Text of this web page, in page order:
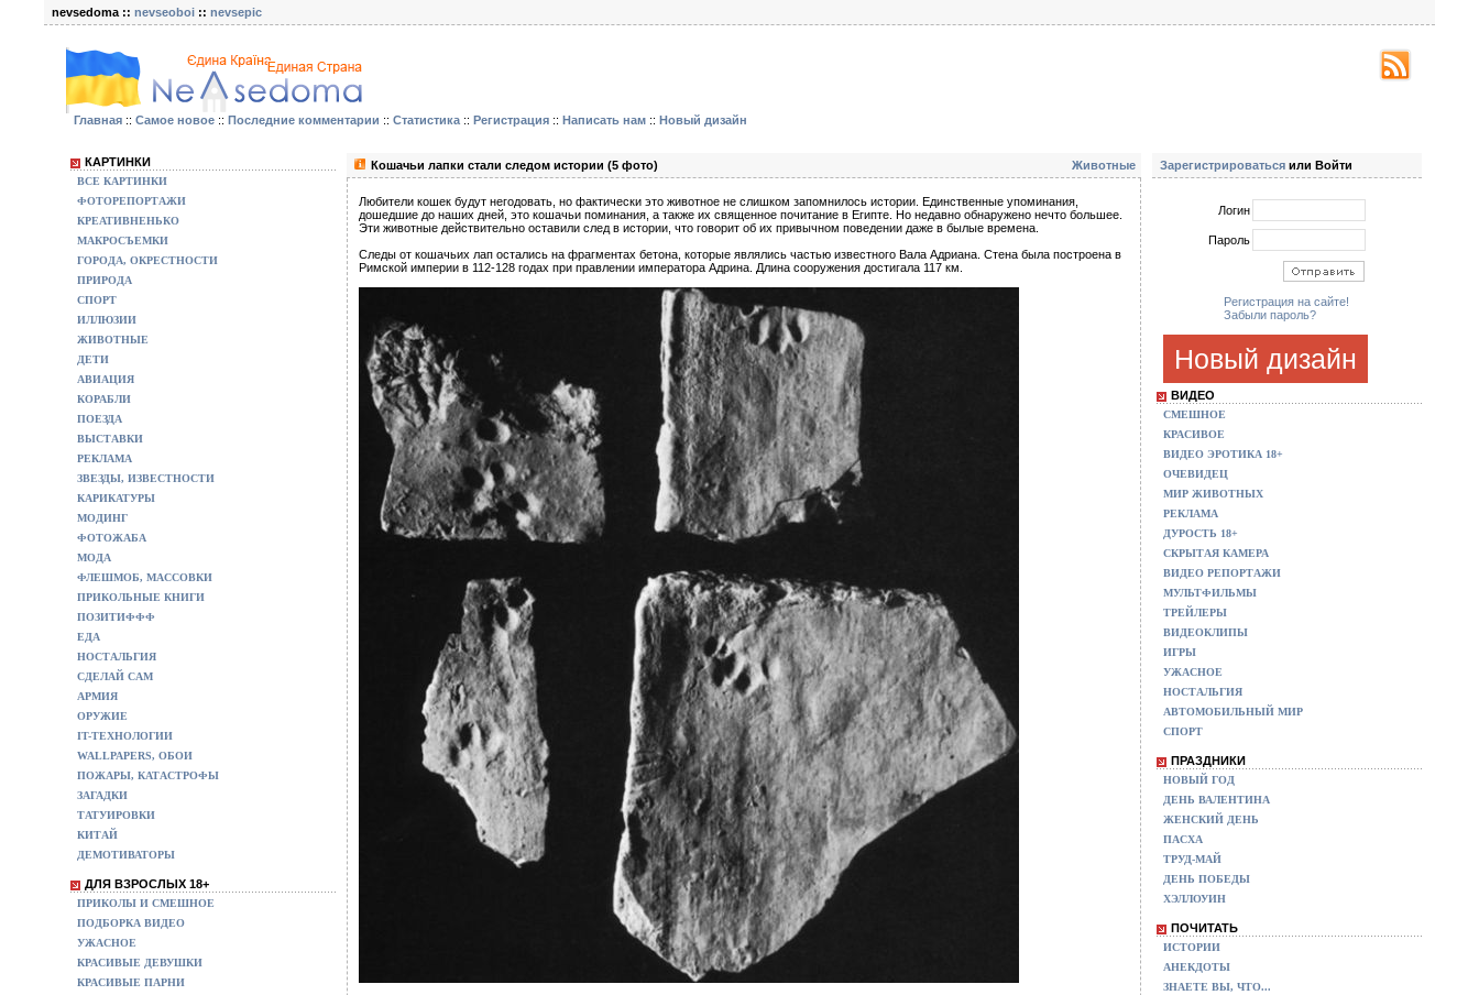
nevsedoma :: nevseoboi :: nevsepic
Главная :: Самое новое :: Последние комментарии :: Статистика :: Регистрация :: Написать нам :: Новый дизайн
КАРТИНКИ
ВСЕ КАРТИНКИ
ФОТОРЕПОРТАЖИ
КРЕАТИВНЕНЬКО
МАКРОСЪЕМКИ
ГОРОДА, ОКРЕСТНОСТИ
ПРИРОДА
СПОРТ
ИЛЛЮЗИИ
ЖИВОТНЫЕ
ДЕТИ
АВИАЦИЯ
КОРАБЛИ
ПОЕЗДА
ВЫСТАВКИ
РЕКЛАМА
ЗВЕЗДЫ, ИЗВЕСТНОСТИ
КАРИКАТУРЫ
МОДИНГ
ФОТОЖАБА
МОДА
ФЛЕШМОБ, МАССОВКИ
ПРИКОЛЬНЫЕ КНИГИ
ПОЗИТИФФФ
ЕДА
НОСТАЛЬГИЯ
СДЕЛАЙ САМ
АРМИЯ
ОРУЖИЕ
IT-ТЕХНОЛОГИИ
WALLPAPERS, ОБОИ
ПОЖАРЫ, КАТАСТРОФЫ
ЗАГАДКИ
ТАТУИРОВКИ
КИТАЙ
ДЕМОТИВАТОРЫ
ДЛЯ ВЗРОСЛЫХ 18+
ПРИКОЛЫ И СМЕШНОЕ
ПОДБОРКА ВИДЕО
УЖАСНОЕ
КРАСИВЫЕ ДЕВУШКИ
КРАСИВЫЕ ПАРНИ
Животные
Кошачьи лапки стали следом истории (5 фото)
Любители кошек будут негодовать, но фактически это животное не слишком запомнилось истории. Единственные упоминания,
дошедшие до наших дней, это кошачьи поминания, а также их священное почитание в Египте. Но недавно обнаружено нечто большее.
Эти животные действительно оставили след в истории, что говорит об их привычном поведении даже в былые времена.
Следы от кошачьих лап остались на фрагментах бетона, которые являлись частью известного Вала Адриана. Стена была построена в
Римской империи в 112-128 годах при правлении императора Адрина. Длина сооружения достигала 117 км.
Зарегистрироваться или Войти
Логин
Пароль
Регистрация на сайте!
Забыли пароль?
Новый дизайн
ВИДЕО
СМЕШНОЕ
КРАСИВОЕ
ВИДЕО ЭРОТИКА 18+
ОЧЕВИДЕЦ
МИР ЖИВОТНЫХ
РЕКЛАМА
ДУРОСТЬ 18+
СКРЫТАЯ КАМЕРА
ВИДЕО РЕПОРТАЖИ
МУЛЬТФИЛЬМЫ
ТРЕЙЛЕРЫ
ВИДЕОКЛИПЫ
ИГРЫ
УЖАСНОЕ
НОСТАЛЬГИЯ
АВТОМОБИЛЬНЫЙ МИР
СПОРТ
ПРАЗДНИКИ
НОВЫЙ ГОД
ДЕНЬ ВАЛЕНТИНА
ЖЕНСКИЙ ДЕНЬ
ПАСХА
ТРУД-МАЙ
ДЕНЬ ПОБЕДЫ
ХЭЛЛОУИН
ПОЧИТАТЬ
ИСТОРИИ
АНЕКДОТЫ
ЗНАЕТЕ ВЫ, ЧТО...